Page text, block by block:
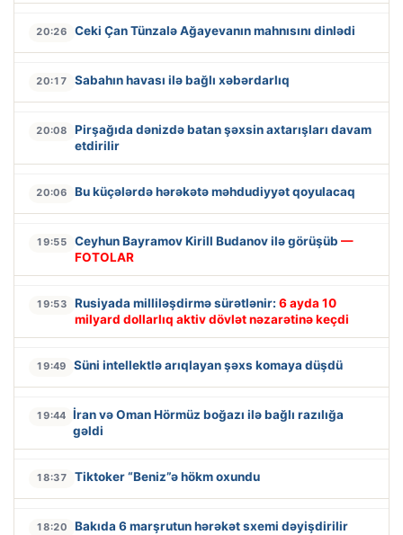
20:26 Ceki Çan Tünzalə Ağayevanın mahnısını dinlədi
20:17 Sabahın havası ilə bağlı xəbərdarlıq
20:08
Pirşağıda dənizdə batan şəxsin axtarışları davam
etdirilir
20:06 Bu küçələrdə hərəkətə məhdudiyyət qoyulacaq
19:55 Ceyhun Bayramov Kirill Budanov ilə görüşüb —
FOTOLAR
19:53 Rusiyada milliləşdirmə sürətlənir: 6 ayda 10
milyard dollarlıq aktiv dövlət nəzarətinə keçdi
19:49 Süni intellektlə arıqlayan şəxs komaya düşdü
19:44 İran və Oman Hörmüz boğazı ilə bağlı razılığa
gəldi
18:37 Tiktoker “Beniz”ə hökm oxundu
18:20 Bakıda 6 marşrutun hərəkət sxemi dəyişdirilir